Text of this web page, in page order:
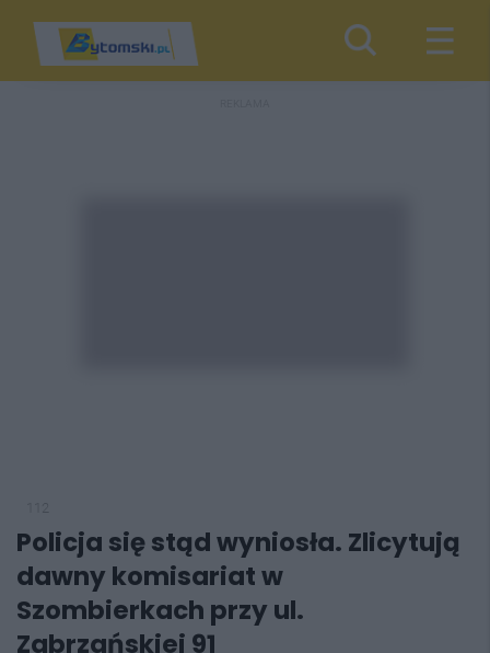
Policja się stąd wyniosła. Zlicytują
dawny komisariat w
Szombierkach przy ul.
Zabrzańskiej 91